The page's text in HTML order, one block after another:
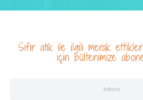
Sıfır atık ile ilgili merak
için bültenimize